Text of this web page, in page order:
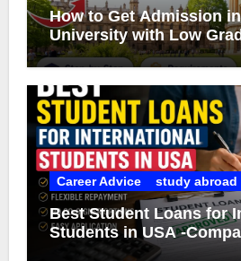
How to Get Admission
University with Low
Career Advice study abroad
Best Student Loans for
Students in USA -
Eligibility & Smart